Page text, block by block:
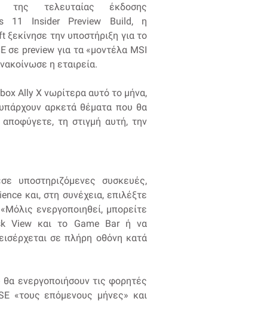
της τελευταίας έκδοσης
11 Insider Preview Build, η
ξεκίνησε την υποστήριξη για το
σε preview για τα «μοντέλα MSI
η εταιρεία.
Ally X νωρίτερα αυτό το μήνα,
αρκετά θέματα που θα
τη στιγμή αυτή, την
υποστηριζόμενες συσκευές,
και, στη συνέχεια, επιλέξτε
ενεργοποιηθεί, μπορείτε
View και το Game Bar ή να
σε πλήρη οθόνη κατά
ενεργοποιήσουν τις φορητές
«τους επόμενους μήνες» και